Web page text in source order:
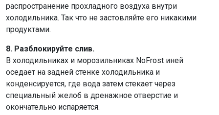
распространение прохладного воздуха внутри
холодильника. Так что не застовляйте его никакими
продуктами.
8. Разблокируйте слив.
В холодильниках и морозильниках NoFrost иней
оседает на задней стенке холодильника и
конденсируется, где вода затем стекает через
специальный желоб в дренажное отверстие и
окончательно испаряется.